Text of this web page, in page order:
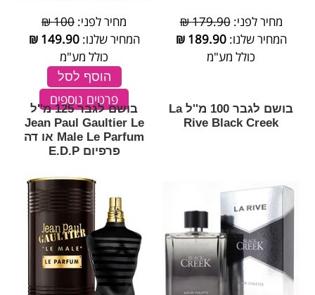
מחיר לפני:179.90 ₪
המחיר שלנו:189.90
₪
כולל מע"מ
מחיר לפני: 100 ₪
המחיר שלנו:149.90
₪
כולל מע"מ
הוסף לסל
פרטים נוספים
בושם לגבר 100 מ''ל La
Rive Black Creek
בושם לגבר 125 מ''ל
Jean Paul Gaultier Le
Male Le Parfum או דה
פרפיום E.D.P